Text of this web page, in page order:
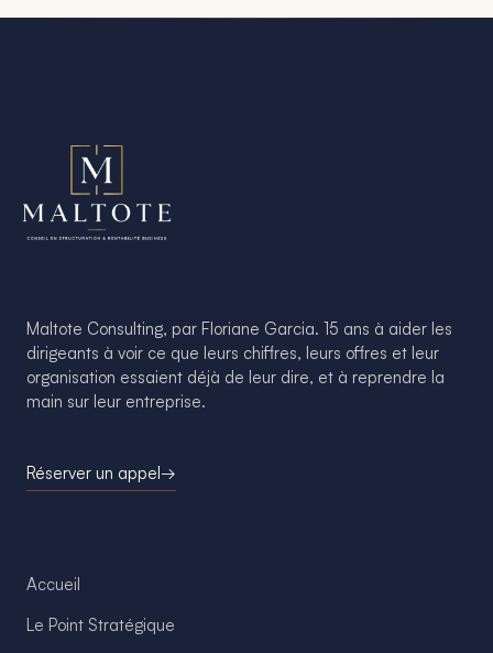
Maltote Consulting, par Floriane Garcia. 15 ans à aider les
dirigeants à voir ce que leurs chiffres, leurs offres et leur
organisation essaient déjà de leur dire, et à reprendre la
main sur leur entreprise.
Réserver un appel→
Accueil
Le Point Stratégique